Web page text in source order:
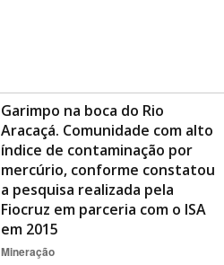
Garimpo na boca do Rio
Aracaçá. Comunidade com alto
índice de contaminação por
mercúrio, conforme constatou
a pesquisa realizada pela
Fiocruz em parceria com o ISA
em 2015
Mineração